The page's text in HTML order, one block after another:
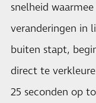
snelheid
veranderingen in
buiten stapt,
direct te
25 seconden op